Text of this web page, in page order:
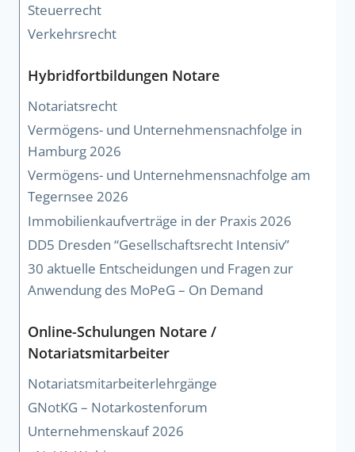
Steuerrecht
Verkehrsrecht
Hybridfortbildungen Notare
Notariatsrecht
Vermögens- und Unternehmensnachfolge in
Hamburg 2026
Vermögens- und Unternehmensnachfolge am
Tegernsee 2026
Immobilienkaufverträge in der Praxis 2026
DD5 Dresden “Gesellschaftsrecht Intensiv”
30 aktuelle Entscheidungen und Fragen zur
Anwendung des MoPeG – On Demand
Online-Schulungen Notare /
Notariatsmitarbeiter
Notariatsmitarbeiterlehrgänge
GNotKG – Notarkostenforum
Unternehmenskauf 2026